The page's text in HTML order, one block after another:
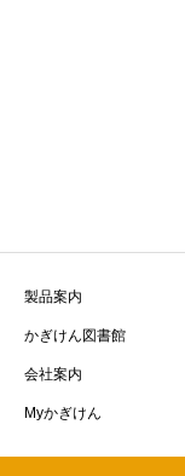
製品案内
かぎけん図書館
会社案内
Myかぎけん